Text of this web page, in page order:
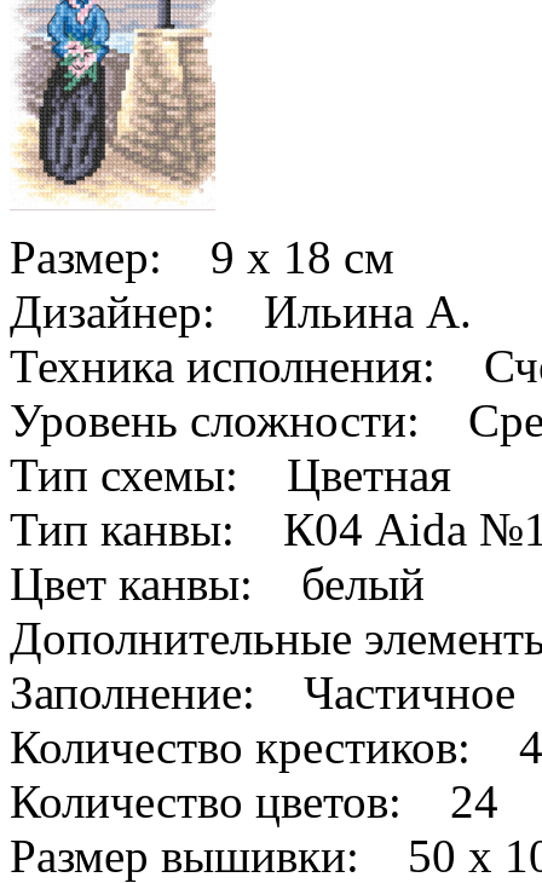
Размер: 9 x 18 см
Дизайнер: Ильина А.
Техника исполнения:
Уровень сложности:
Тип схемы: Цветная
Тип канвы: К04 Aida
Цвет канвы: белый
Дополнительные
Заполнение: Частичное
Количество крестиков:
Количество цветов: 24
Размер вышивки: 50 х